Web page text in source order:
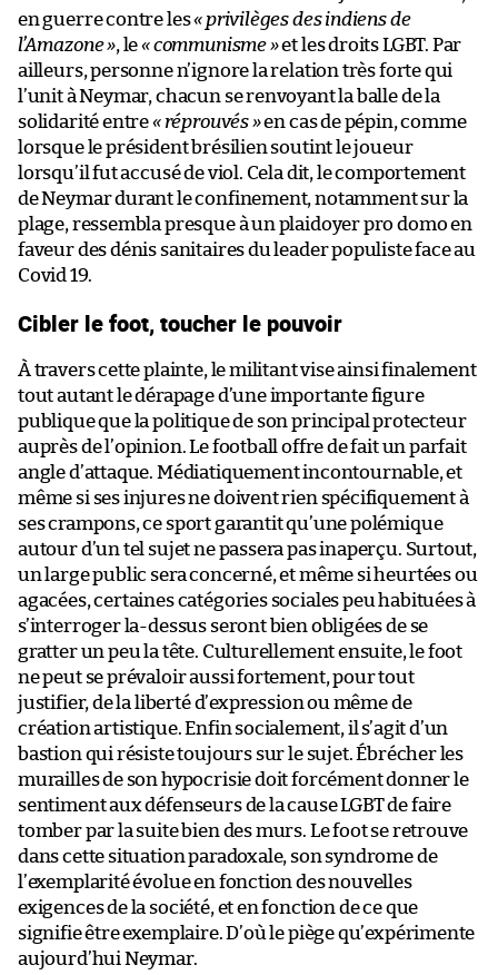
en guerre contre les« privilèges des indiens de
l’Amazone », le« communisme »et les droits LGBT. Par
ailleurs, personne n’ignore la relation très forte qui
l’unit à Neymar, chacun se renvoyant la balle de la
solidarité entre« réprouvés »en cas de pépin, comme
lorsque le président brésilien soutint le joueur
lorsqu’il fut accusé de viol. Cela dit, le comportement
de Neymar durant le confinement, notamment sur la
plage, ressembla presque à un plaidoyer pro domo en
faveur des dénis sanitaires du leader populiste face au
Covid 19.
Cibler le foot, toucher le pouvoir
À travers cette plainte, le militant vise ainsi finalement
tout autant le dérapage d’une importante figure
publique que la politique de son principal protecteur
auprès de l’opinion. Le football offre de fait un parfait
angle d’attaque. Médiatiquement incontournable, et
même si ses injures ne doivent rien spécifiquement à
ses crampons, ce sport garantit qu’une polémique
autour d’un tel sujet ne passera pas inaperçu. Surtout,
un large public sera concerné, et même si heurtées ou
agacées, certaines catégories sociales peu habituées à
s’interroger la-dessus seront bien obligées de se
gratter un peu la tête. Culturellement ensuite, le foot
ne peut se prévaloir aussi fortement, pour tout
justifier, de la liberté d’expression ou même de
création artistique. Enfin socialement, il s’agit d’un
bastion qui résiste toujours sur le sujet. Ébrécher les
murailles de son hypocrisie doit forcément donner le
sentiment aux défenseurs de la cause LGBT de faire
tomber par la suite bien des murs. Le foot se retrouve
dans cette situation paradoxale, son syndrome de
l’exemplarité évolue en fonction des nouvelles
exigences de la société, et en fonction de ce que
signifie être exemplaire. D’où le piège qu’expérimente
aujourd’hui Neymar.